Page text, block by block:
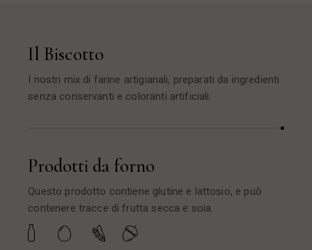
Il Biscotto
I nostri mix di farine artigianali, preparati da ingredienti
senza conservanti e coloranti artificiali.
Prodotti da forno
Questo prodotto contiene glutine e lattosio, e può
contenere tracce di frutta secca e soia.